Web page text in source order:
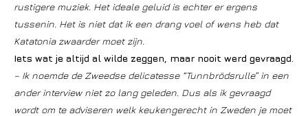
rustigere muziek. Het ideale geluid is echter er ergens
tussenin. Het is niet dat ik een drang voel of wens heb dat
Katatonia zwaarder moet zijn.
Iets wat je altijd al wilde zeggen, maar nooit werd gevraagd.
– Ik noemde de Zweedse delicatesse “Tunnbrödsrulle” in een
ander interview niet zo lang geleden. Dus als ik gevraagd
wordt om te adviseren welk keukengerecht in Zweden je moet